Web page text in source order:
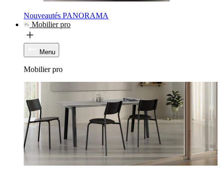
Nouveautés PANORAMA
Mobilier pro
Menu
Mobilier pro